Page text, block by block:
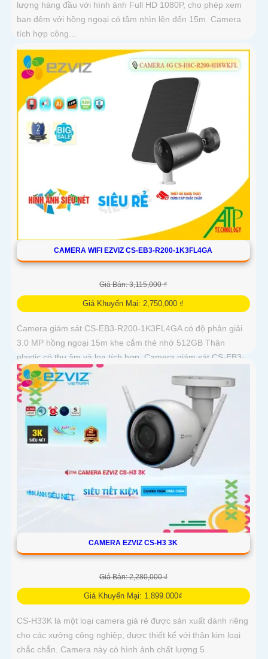
lượng hàng đầu với hình ảnh Full HD 1080P, cho phép xem
ban đêm với hồng ngoại có tầm nhìn lên đến 15m. Camera
tích hợp công...
CAMERA WIFI EZVIZ CS-EB3-R200-1K3FL4GA
Giá Bán: 3,115,000 ₫
Giá Khuyến Mại: 2,750,000 ₫
Camera giám sát CS-EB3-R200-1K3FL4GA có độ phân giải
3.0 MP hồng ngoại 15m khe cắm thẻ nhớ 512GB Thân
plastic có thu âm và loa tích hợp. Camera giám sát CS-EB3-
R200-1K3FL4GA là...
CAMERA EZVIZ CS-H3 3K
Giá Bán: 2,280,000 ₫
Giá Khuyến Mại: 1.899.000₫
CS-H33K là một loại camera giá rẻ được sản xuất dành riêng
cho các xưởng công nghiệp, được thiết kế với thân kim loại
chắc chắn. Camera này có hình ảnh chất lượng 5